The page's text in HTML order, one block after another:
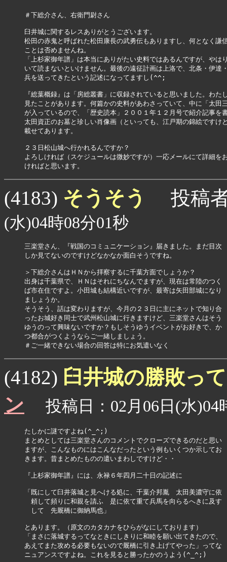
＃下総介さん、右衛門尉さん
臼井城に関するレスありがとうございます。
松田の赤鬼と呼ばれた松田康長の武勇伝もありますし、何となく謙
ことは否めませんね。
「上杉家御年譜」は本当にありがたい史料ではあるんですが、やは
いて読まないといけません。最後の遠征計画は上洛で、北条・伊達
兵を送ってきたという記述になってますし(^^;
『総葉概録』は「房総叢書」に収録されていると思いました。わた
見たことがあります。何篇かの史料があわさっていて、中に「太田
が入っているので、「歴史読本」２００１年１２月号で紹介記事を
太田資正のお墓と珍しい肖像画（といっても、江戸期の錦絵ですけ
載せてあります。
２３日松山城へ行かれるんですか？
よろしければ（スケジュールは微妙ですが）一応メールにて詳細を
(4183) そうそう 投稿
(水)04時08分01秒
三楽堂さん、『戦国のコミュニケーション』届きました。まだ目次
しか見てないのですけどなかなか面白そうですね。
＞下総介さんはＨＮから拝察するに千葉方面でしょうか？
出身は千葉県で、ＨＮはそれにちなんでますが、現在は常陸のつく
ば市在住ですよ。小田城も結構近いですが、最寄は矢田部城になり
ましょうか。
そうそう、話は変わりますが、今月の２３日に主にネットで知り合
ったお城好き同士で武州松山城に行きますけど、三楽堂さんはそう
ゆうのって興味ないですか？もしそうゆうイベントがお好きで、か
つ都合がつくようならご一緒しましょう。
(4182) 臼井城の勝敗っ
ン 投稿日：02月06日(水)04
たしかに謎ですよね(^_^;)
まとめとしては三楽堂さんのコメントでクローズできるのだと思い
ますが、こんなものにはこんなだったという例もいくつか示してお
きます。昔まとめたものの遣いまわしですけど・・
『上杉家御年譜』には、永禄６年四月二十日の記述に
「既にして臼井落城と見へける処に、千葉介邦胤　太田美濃守に依
頼して頻りに和親を請ふ　是に依て重て兵馬を向らるへきに及す
して　先厩橋に御納馬也」
とあります。（原文のカタカナをひらがなにしております）
「まさに落城するってなときにしきりに和睦を願い出てきたので、
あえてまた攻める必要もないので厩橋に引き上げてやった」ってな
ニュアンスですよね。これを見ると勝ったかのうよう(^_^;)